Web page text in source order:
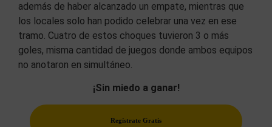
además de haber alcanzado un empate, mientras que
los locales solo han podido celebrar una vez en ese
tramo. Cuatro de estos choques tuvieron 3 o más
goles, misma cantidad de juegos donde ambos equipos
no anotaron en simultáneo.
¡Sin miedo a ganar!
Regístrate Gratis